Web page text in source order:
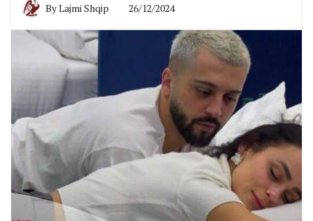
ByLajmi Shqip 26/12/2024